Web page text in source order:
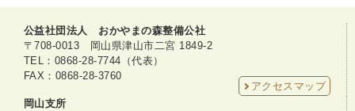
公益社団法人 おかやまの森整備公社
〒708-0013 岡山県津山市二宮 1849-2
TEL：0868-28-7744（代表）
FAX：0868-28-3760
アクセスマップ
岡山支所